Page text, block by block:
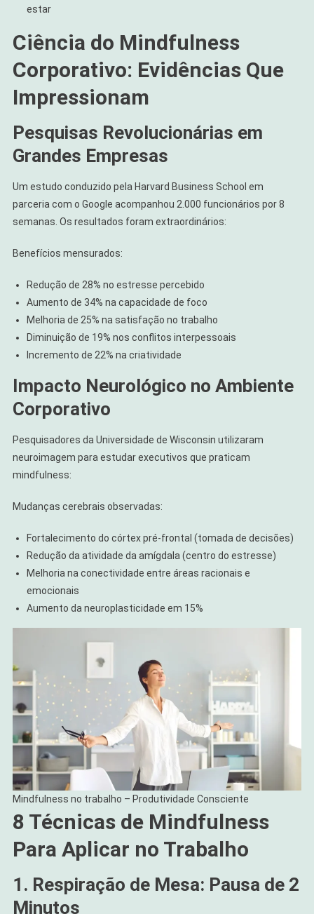
estar
Ciência do Mindfulness
Corporativo: Evidências Que
Impressionam
Pesquisas Revolucionárias em
Grandes Empresas
Um estudo conduzido pela Harvard Business School em
parceria com o Google acompanhou 2.000 funcionários por 8
semanas. Os resultados foram extraordinários:
Benefícios mensurados:
Redução de 28% no estresse percebido
Aumento de 34% na capacidade de foco
Melhoria de 25% na satisfação no trabalho
Diminuição de 19% nos conflitos interpessoais
Incremento de 22% na criatividade
Impacto Neurológico no Ambiente
Corporativo
Pesquisadores da Universidade de Wisconsin utilizaram
neuroimagem para estudar executivos que praticam
mindfulness:
Mudanças cerebrais observadas:
Fortalecimento do córtex pré-frontal (tomada de decisões)
Redução da atividade da amígdala (centro do estresse)
Melhoria na conectividade entre áreas racionais e
emocionais
Aumento da neuroplasticidade em 15%
Mindfulness no trabalho – Produtividade Consciente
8 Técnicas de Mindfulness
Para Aplicar no Trabalho
1. Respiração de Mesa: Pausa de 2
Minutos